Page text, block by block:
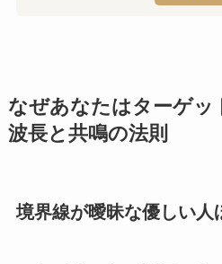
なぜあなたはターゲッ
波長と共鳴の法則
境界線が曖昧な優しい人